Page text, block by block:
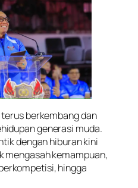
berkembang dan
generasi muda.
dengan hiburan kini
mengasah kemampuan,
hingga